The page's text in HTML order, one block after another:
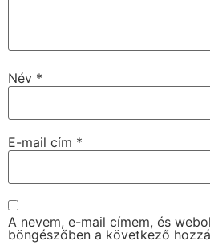
Név *
E-mail cím *
A nevem, e-mail címem, és
böngészőben a következő